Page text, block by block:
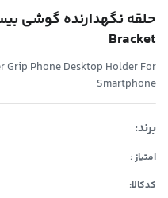
Bracket
Grip Phone Desktop Holder For
Smartphone
برند:
امتیاز :
کدکالا: